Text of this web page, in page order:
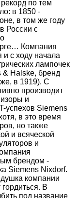
по тем
в 1850 -
в том же году
России с
Компания
с ходу начала
лампочек
& Halske, бренд
в 1919). С
производит
и
успехов Siemens
в это время
но также
и всяческой
и
брендом -
Siemens Nixdorf.
компании
В
под название